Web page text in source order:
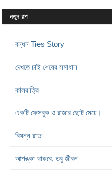
নতুন গল্প
বন্ধন Ties Story
দেখতে চাই শেষের সমাধান
কালরাত্রি
একটি ফেসবুক ও রাজার ছোট মেয়ে।
বিষন্ন রাত
আশঙ্কা থাকবে, তবু জীবন